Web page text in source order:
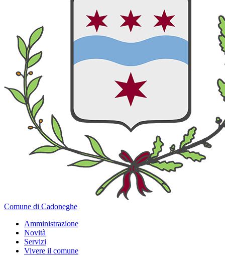
Comune di Cadoneghe
Amministrazione
Novità
Servizi
Vivere il comune